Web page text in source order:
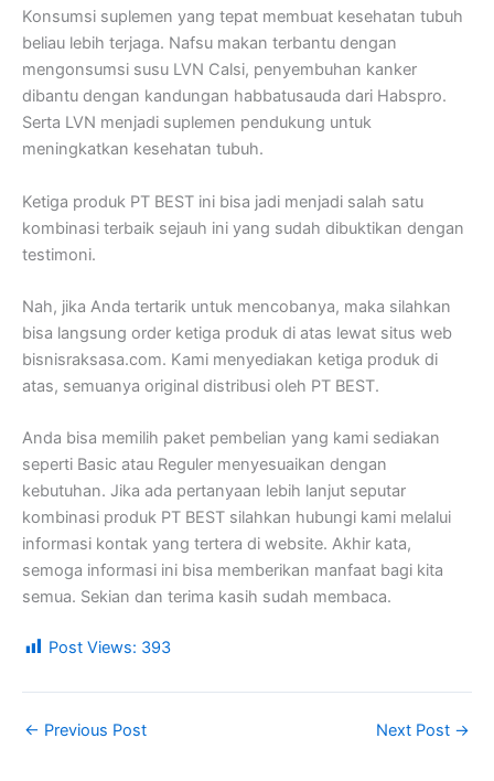
Konsumsi suplemen yang tepat membuat kesehatan tubuh
beliau lebih terjaga. Nafsu makan terbantu dengan
mengonsumsi susu LVN Calsi, penyembuhan kanker
dibantu dengan kandungan habbatusauda dari Habspro.
Serta LVN menjadi suplemen pendukung untuk
meningkatkan kesehatan tubuh.
Ketiga produk PT BEST ini bisa jadi menjadi salah satu
kombinasi terbaik sejauh ini yang sudah dibuktikan dengan
testimoni.
Nah, jika Anda tertarik untuk mencobanya, maka silahkan
bisa langsung order ketiga produk di atas lewat situs web
bisnisraksasa.com. Kami menyediakan ketiga produk di
atas, semuanya original distribusi oleh PT BEST.
Anda bisa memilih paket pembelian yang kami sediakan
seperti Basic atau Reguler menyesuaikan dengan
kebutuhan. Jika ada pertanyaan lebih lanjut seputar
kombinasi produk PT BEST silahkan hubungi kami melalui
informasi kontak yang tertera di website. Akhir kata,
semoga informasi ini bisa memberikan manfaat bagi kita
semua. Sekian dan terima kasih sudah membaca.
Post Views: 393
← Previous Post Next Post →